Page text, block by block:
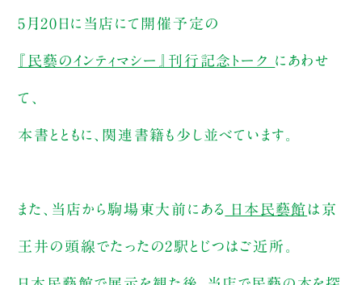
5月20日に当店にて開催予定の
『民藝のインティマシー』刊行記念トーク にあわせ
て、
本書とともに、関連書籍も少し並べています。
また、当店から駒場東大前にある 日本民藝館 は京
王井の頭線でたったの2駅とじつはご近所。